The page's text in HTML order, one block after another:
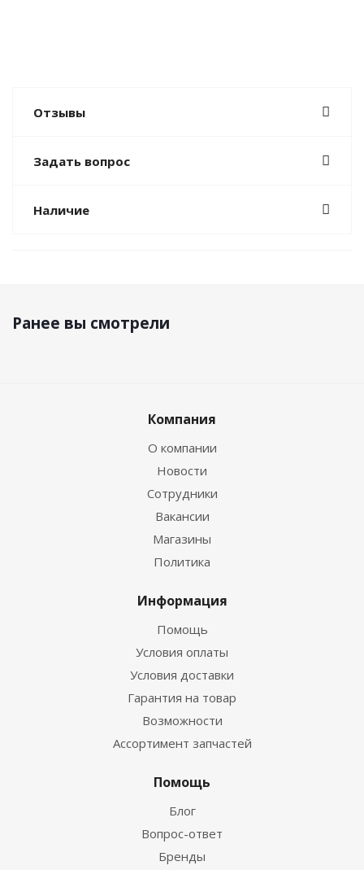
Отзывы
Задать вопрос
Наличие
Ранее вы смотрели
Компания
О компании
Новости
Сотрудники
Вакансии
Магазины
Политика
Информация
Помощь
Условия оплаты
Условия доставки
Гарантия на товар
Возможности
Ассортимент запчастей
Помощь
Блог
Вопрос-ответ
Бренды